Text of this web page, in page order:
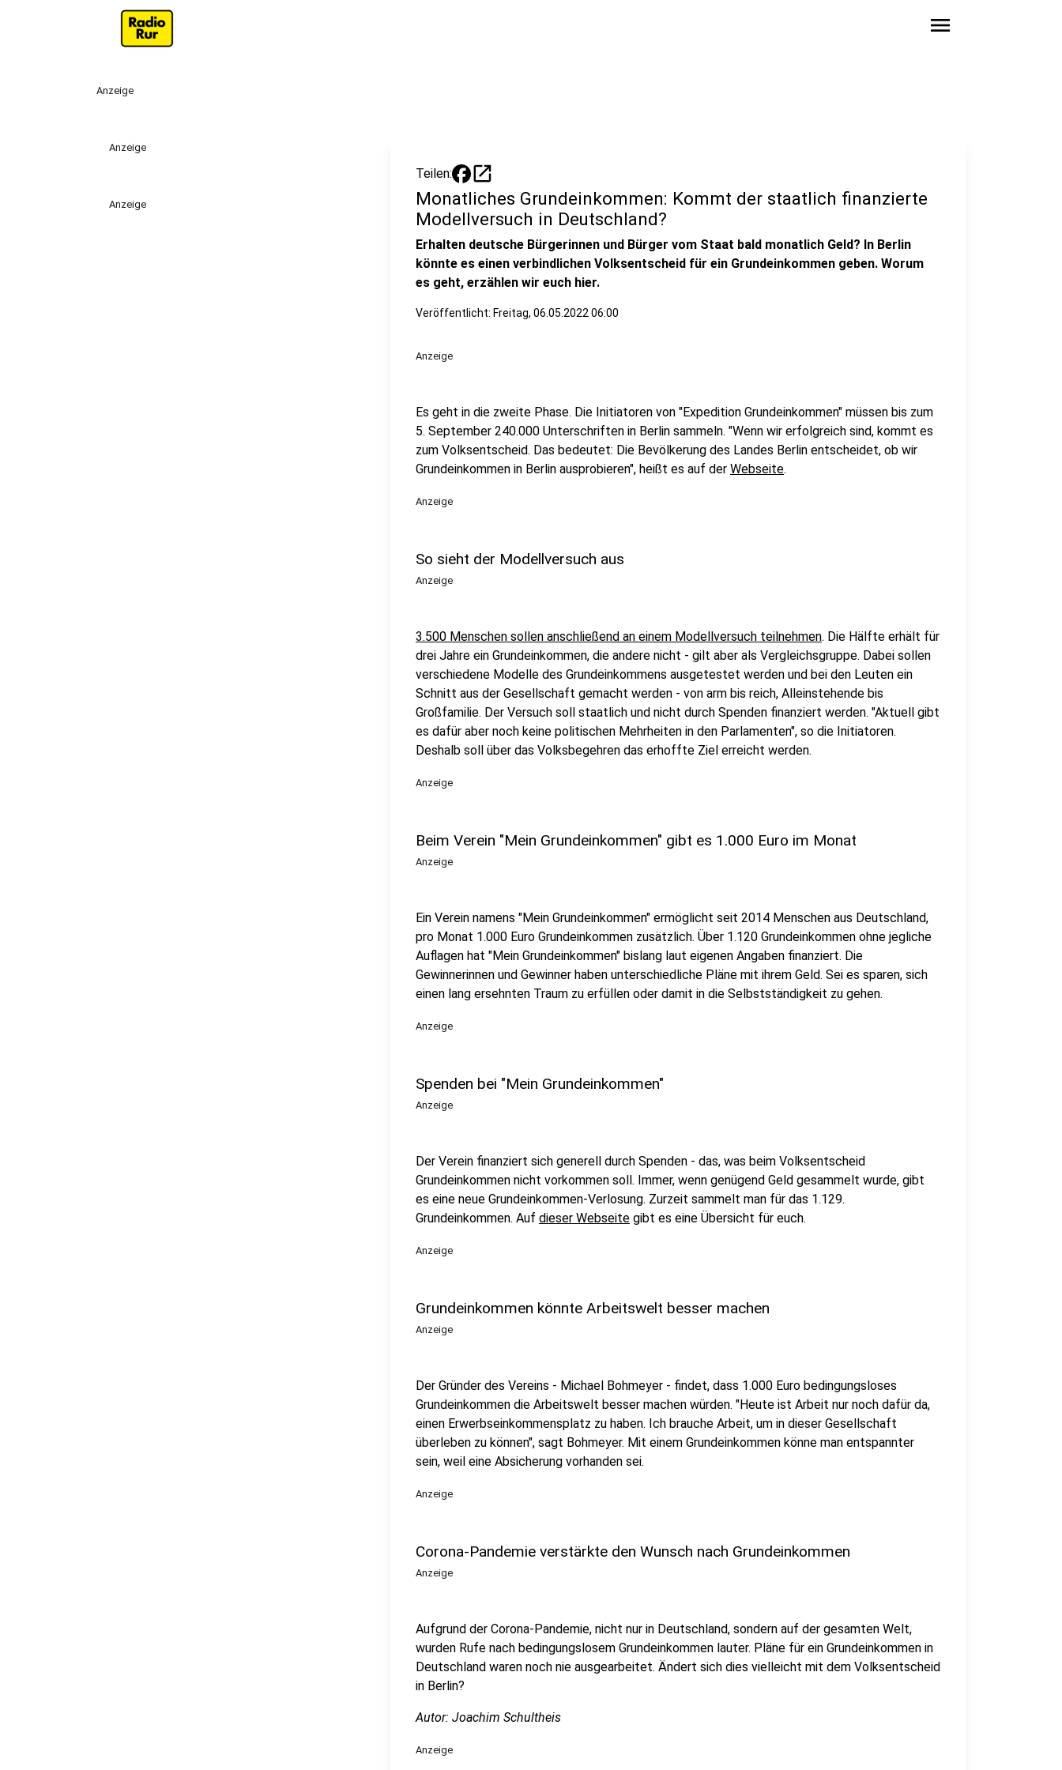
menu
Anzeige
Anzeige
Anzeige
Teilen: open_in_new
Monatliches Grundeinkommen: Kommt der staatlich finanzierte
Modellversuch in Deutschland?
Erhalten deutsche Bürgerinnen und Bürger vom Staat bald monatlich Geld? In Berlin
könnte es einen verbindlichen Volksentscheid für ein Grundeinkommen geben. Worum
es geht, erzählen wir euch hier.
Veröffentlicht: Freitag, 06.05.2022 06:00
Anzeige
Es geht in die zweite Phase. Die Initiatoren von "Expedition Grundeinkommen" müssen bis zum
5. September 240.000 Unterschriften in Berlin sammeln. "Wenn wir erfolgreich sind, kommt es
zum Volksentscheid. Das bedeutet: Die Bevölkerung des Landes Berlin entscheidet, ob wir
Grundeinkommen in Berlin ausprobieren", heißt es auf der Webseite.
Anzeige
So sieht der Modellversuch aus
Anzeige
3.500 Menschen sollen anschließend an einem Modellversuch teilnehmen. Die Hälfte erhält für
drei Jahre ein Grundeinkommen, die andere nicht - gilt aber als Vergleichsgruppe. Dabei sollen
verschiedene Modelle des Grundeinkommens ausgetestet werden und bei den Leuten ein
Schnitt aus der Gesellschaft gemacht werden - von arm bis reich, Alleinstehende bis
Großfamilie. Der Versuch soll staatlich und nicht durch Spenden finanziert werden. "Aktuell gibt
es dafür aber noch keine politischen Mehrheiten in den Parlamenten", so die Initiatoren.
Deshalb soll über das Volksbegehren das erhoffte Ziel erreicht werden.
Anzeige
Beim Verein "Mein Grundeinkommen" gibt es 1.000 Euro im Monat
Anzeige
Ein Verein namens "Mein Grundeinkommen" ermöglicht seit 2014 Menschen aus Deutschland,
pro Monat 1.000 Euro Grundeinkommen zusätzlich. Über 1.120 Grundeinkommen ohne jegliche
Auflagen hat "Mein Grundeinkommen" bislang laut eigenen Angaben finanziert. Die
Gewinnerinnen und Gewinner haben unterschiedliche Pläne mit ihrem Geld. Sei es sparen, sich
einen lang ersehnten Traum zu erfüllen oder damit in die Selbstständigkeit zu gehen.
Anzeige
Spenden bei "Mein Grundeinkommen"
Anzeige
Der Verein finanziert sich generell durch Spenden - das, was beim Volksentscheid
Grundeinkommen nicht vorkommen soll. Immer, wenn genügend Geld gesammelt wurde, gibt
es eine neue Grundeinkommen-Verlosung. Zurzeit sammelt man für das 1.129.
Grundeinkommen. Auf dieser Webseite gibt es eine Übersicht für euch.
Anzeige
Grundeinkommen könnte Arbeitswelt besser machen
Anzeige
Der Gründer des Vereins - Michael Bohmeyer - findet, dass 1.000 Euro bedingungsloses
Grundeinkommen die Arbeitswelt besser machen würden. "Heute ist Arbeit nur noch dafür da,
einen Erwerbseinkommensplatz zu haben. Ich brauche Arbeit, um in dieser Gesellschaft
überleben zu können", sagt Bohmeyer. Mit einem Grundeinkommen könne man entspannter
sein, weil eine Absicherung vorhanden sei.
Anzeige
Corona-Pandemie verstärkte den Wunsch nach Grundeinkommen
Anzeige
Aufgrund der Corona-Pandemie, nicht nur in Deutschland, sondern auf der gesamten Welt,
wurden Rufe nach bedingungslosem Grundeinkommen lauter. Pläne für ein Grundeinkommen in
Deutschland waren noch nie ausgearbeitet. Ändert sich dies vielleicht mit dem Volksentscheid
in Berlin?
Autor: Joachim Schultheis
Anzeige